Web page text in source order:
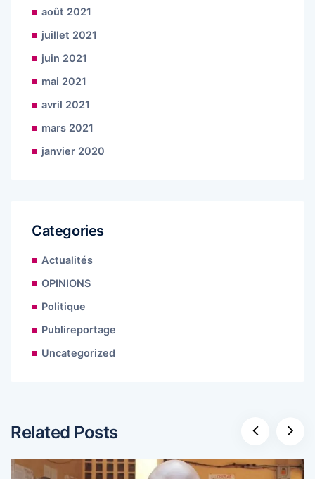
août 2021
juillet 2021
juin 2021
mai 2021
avril 2021
mars 2021
janvier 2020
Categories
Actualités
OPINIONS
Politique
Publireportage
Uncategorized
Related Posts